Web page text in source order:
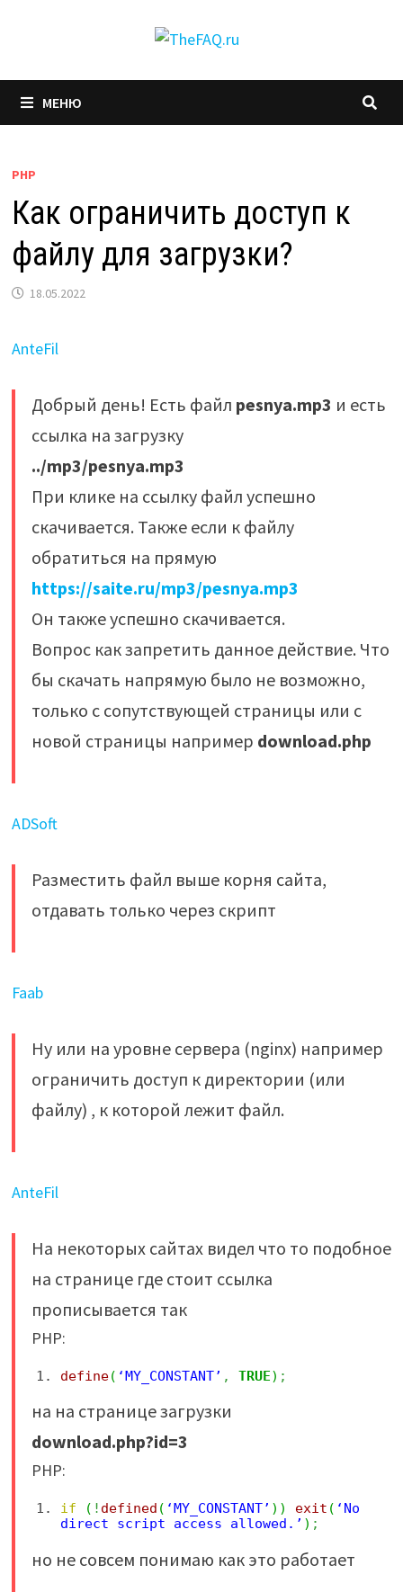
МЕНЮ
PHP
Как ограничить доступ к
файлу для загрузки?
18.05.2022
AnteFil
Добрый день! Есть файл pesnya.mp3 и есть
ссылка на загрузку
../mp3/pesnya.mp3
При клике на ссылку файл успешно
скачивается. Также если к файлу
обратиться на прямую
https://saite.ru/mp3/pesnya.mp3
Он также успешно скачивается.
Вопрос как запретить данное действие. Что
бы скачать напрямую было не возможно,
только с сопутствующей страницы или с
новой страницы например download.php
ADSoft
Разместить файл выше корня сайта,
отдавать только через скрипт
Faab
Ну или на уровне сервера (nginx) например
ограничить доступ к директории (или
файлу) , к которой лежит файл.
AnteFil
На некоторых сайтах видел что то подобное
на странице где стоит ссылка
прописывается так
PHP:
define( ‘MY_CONSTANT’ , TRUE) ;
на на странице загрузки
download.php?id=3
PHP:
if ( ! defined ( ‘MY_CONSTANT’ ) ) exit ( ‘No
direct script access allowed.’ ) ;
но не совсем понимаю как это работает